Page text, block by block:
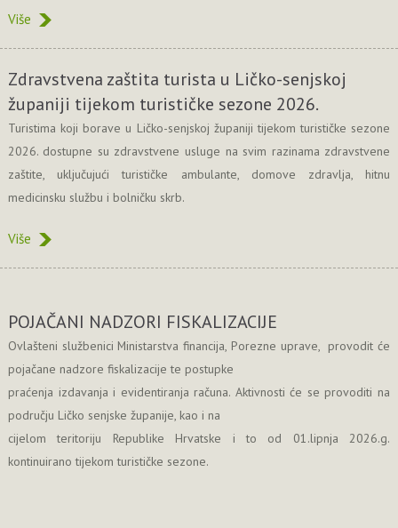
Više
Zdravstvena zaštita turista u Ličko-senjskoj
županiji tijekom turističke sezone 2026.
Turistima koji borave u Ličko-senjskoj županiji tijekom turističke sezone
2026. dostupne su zdravstvene usluge na svim razinama zdravstvene
zaštite, uključujući turističke ambulante, domove zdravlja, hitnu
medicinsku službu i bolničku skrb.
Više
POJAČANI NADZORI FISKALIZACIJE
Ovlašteni službenici Ministarstva financija, Porezne uprave, provodit će
pojačane nadzore fiskalizacije te postupke
praćenja izdavanja i evidentiranja računa. Aktivnosti će se provoditi na
području Ličko senjske županije, kao i na
cijelom teritoriju Republike Hrvatske i to od 01.lipnja 2026.g.
kontinuirano tijekom turističke sezone.